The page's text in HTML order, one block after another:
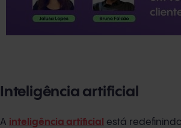
Inteligência artificial
A inteligência artificial está